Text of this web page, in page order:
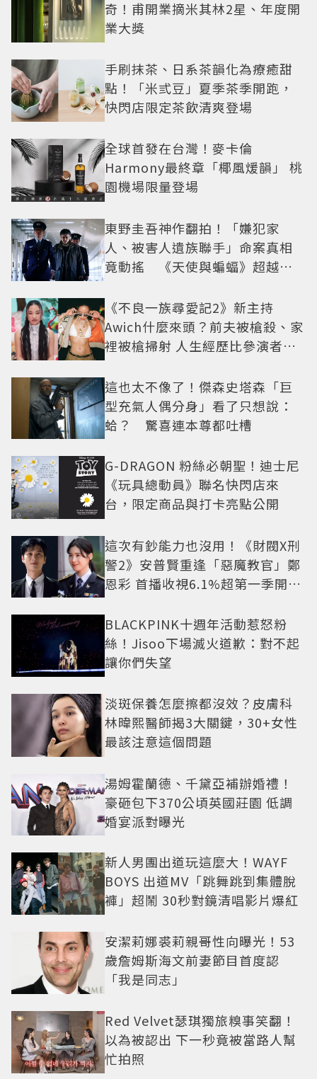
奇！甫開業摘米其林2星、年度開
業大獎
手刷抹茶、日系茶韻化為療癒甜
點！「米弎豆」夏季茶季開跑，
快閃店限定茶飲清爽登場
全球首發在台灣！麥卡倫
Harmony最終章「椰風煖韻」 桃
園機場限量登場
東野圭吾神作翻拍！「嫌犯家
人、被害人遺族聯手」命案真相
竟動搖 《天使與蝙蝠》超越懸
《不良一族尋愛記2》新主持
Awich什麼來頭？前夫被槍殺、家
裡被槍掃射 人生經歷比參演者還
這也太不像了！傑森史塔森「巨
型充氣人偶分身」看了只想說：
蛤？ 驚喜連本尊都吐槽
G-DRAGON 粉絲必朝聖！迪士尼
《玩具總動員》聯名快閃店來
台，限定商品與打卡亮點公開
這次有鈔能力也沒用！《財閥X刑
警2》安普賢重逢「惡魔教官」鄭
恩彩 首播收視6.1%超第一季開紅
BLACKPINK十週年活動惹怒粉
絲！Jisoo下場滅火道歉：對不起
讓你們失望
淡斑保養怎麼擦都沒效？皮膚科
林暐熙醫師揭3大關鍵，30+女性
最該注意這個問題
湯姆霍蘭德、千黛亞補辦婚禮！
豪砸包下370公頃英國莊園 低調
婚宴派對曝光
新人男團出道玩這麼大！WAYF
BOYS 出道MV「跳舞跳到集體脫
褲」超鬧 30秒對鏡清唱影片爆紅
安潔莉娜裘莉親哥性向曝光！53
歲詹姆斯海文前妻節目首度認
「我是同志」
Red Velvet瑟琪獨旅糗事笑翻！
以為被認出 下一秒竟被當路人幫
忙拍照